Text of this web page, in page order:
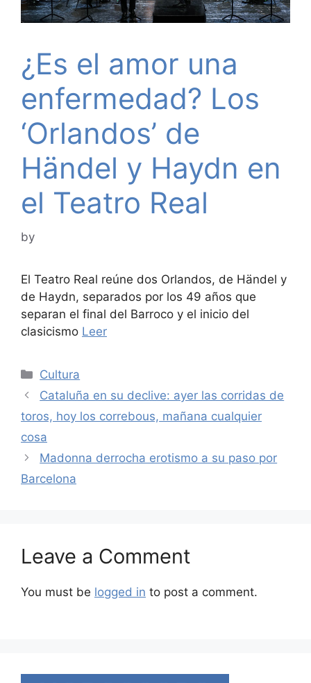
¿Es el amor una
enfermedad? Los
‘Orlandos’ de
Händel y Haydn en
el Teatro Real
by
El Teatro Real reúne dos Orlandos, de Händel y
de Haydn, separados por los 49 años que
separan el final del Barroco y el inicio del
clasicismo Leer
Categories
Cultura
Cataluña en su declive: ayer las corridas de
toros, hoy los correbous, mañana cualquier
cosa
Madonna derrocha erotismo a su paso por
Barcelona
Leave a Comment
You must be logged in to post a comment.